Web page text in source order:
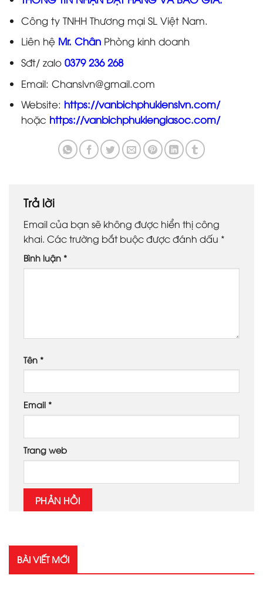
Công ty TNHH Thương mại SL Việt Nam.
Liên hệ Mr. Chân Phòng kinh doanh
Sđt/ zalo 0379 236 268
Email: Chanslvn@gmail.com
Website: https://vanbichphukienslvn.com/
hoặc https://vanbichphukiengiasoc.com/
Trả lời
Email của bạn sẽ không được hiển thị công
khai. Các trường bắt buộc được đánh dấu *
Bình luận *
Tên *
Email *
Trang web
BÀI VIẾT MỚI